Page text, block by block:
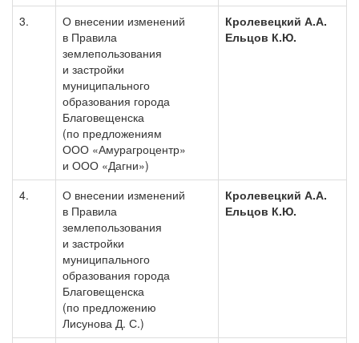
3.
О внесении изменений
в Правила
землепользования
и застройки
муниципального
образования города
Благовещенска
(по предложениям
ООО «Амурагроцентр»
и ООО «Дагни»)
Кролевецкий А.А.
Ельцов К.Ю.
4.
О внесении изменений
в Правила
землепользования
и застройки
муниципального
образования города
Благовещенска
(по предложению
Лисунова Д. С.)
Кролевецкий А.А.
Ельцов К.Ю.